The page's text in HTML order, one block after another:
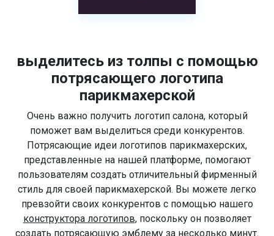
выделитесь из толпы с помощью
потрясающего логотипа
парикмахерской
Очень важно получить логотип салона, который
поможет вам выделиться среди конкурентов.
Потрясающие идеи логотипов парикмахерских,
представленные на нашей платформе, помогают
пользователям создать отличительный фирменный
стиль для своей парикмахерской. Вы можете легко
превзойти своих конкурентов с помощью нашего
конструктора логотипов, поскольку он позволяет
создать потрясающую эмблему за несколько минут.